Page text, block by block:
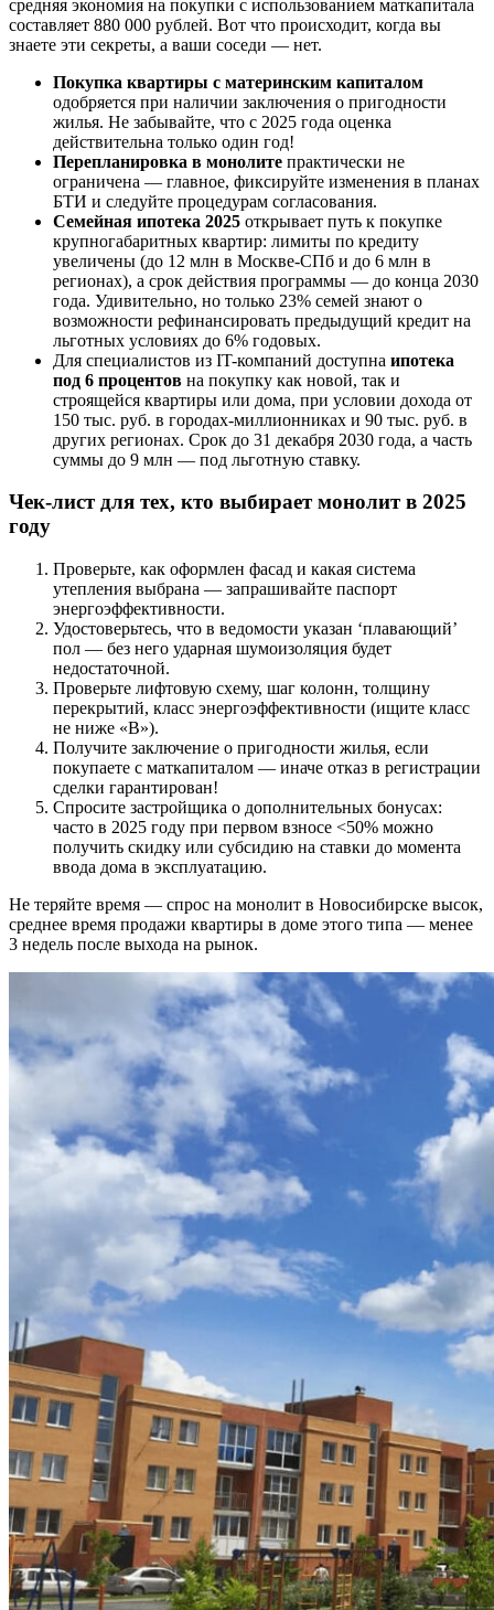
средняя экономия на покупки с использованием маткапитала
составляет 880 000 рублей. Вот что происходит, когда вы
знаете эти секреты, а ваши соседи — нет.
Покупка квартиры с материнским капиталом
одобряется при наличии заключения о пригодности
жилья. Не забывайте, что с 2025 года оценка
действительна только один год!
Перепланировка в монолите практически не
ограничена — главное, фиксируйте изменения в планах
БТИ и следуйте процедурам согласования.
Семейная ипотека 2025 открывает путь к покупке
крупногабаритных квартир: лимиты по кредиту
увеличены (до 12 млн в Москве-СПб и до 6 млн в
регионах), а срок действия программы — до конца 2030
года. Удивительно, но только 23% семей знают о
возможности рефинансировать предыдущий кредит на
льготных условиях до 6% годовых.
Для специалистов из IT-компаний доступна ипотека
под 6 процентов на покупку как новой, так и
строящейся квартиры или дома, при условии дохода от
150 тыс. руб. в городах-миллионниках и 90 тыс. руб. в
других регионах. Срок до 31 декабря 2030 года, а часть
суммы до 9 млн — под льготную ставку.
Чек-лист для тех, кто выбирает монолит в 2025
году
Проверьте, как оформлен фасад и какая система
утепления выбрана — запрашивайте паспорт
энергоэффективности.
Удостоверьтесь, что в ведомости указан ‘плавающий’
пол — без него ударная шумоизоляция будет
недостаточной.
Проверьте лифтовую схему, шаг колонн, толщину
перекрытий, класс энергоэффективности (ищите класс
не ниже «B»).
Получите заключение о пригодности жилья, если
покупаете с маткапиталом — иначе отказ в регистрации
сделки гарантирован!
Спросите застройщика о дополнительных бонусах:
часто в 2025 году при первом взносе <50% можно
получить скидку или субсидию на ставки до момента
ввода дома в эксплуатацию.
Не теряйте время — спрос на монолит в Новосибирске высок,
среднее время продажи квартиры в доме этого типа — менее
3 недель после выхода на рынок.